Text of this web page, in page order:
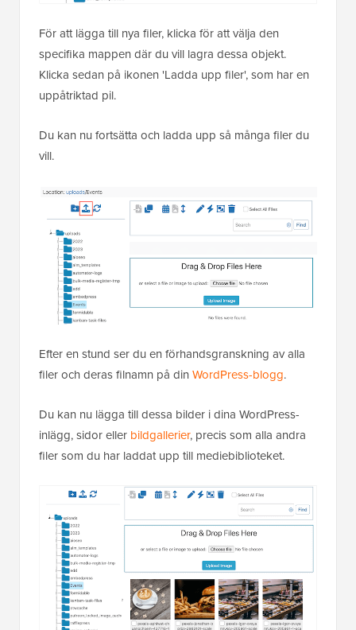
För att lägga till nya filer, klicka för att välja den
specifika mappen där du vill lagra dessa objekt.
Klicka sedan på ikonen 'Ladda upp filer', som har en
uppåtriktad pil.
Du kan nu fortsätta och ladda upp så många filer du
vill.
Efter en stund ser du en förhandsgranskning av alla
filer och deras filnamn på din WordPress-blogg.
Du kan nu lägga till dessa bilder i dina WordPress-
inlägg, sidor eller bildgallerier, precis som alla andra
filer som du har laddat upp till mediebiblioteket.